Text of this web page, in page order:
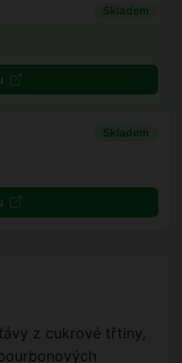
Skladem
Skladem
z cukrové třtiny,